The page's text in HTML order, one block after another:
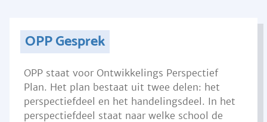
OPP Gesprek
OPP staat voor Ontwikkelings Perspectief
Plan. Het plan bestaat uit twee delen: het
perspectiefdeel en het handelingsdeel. In het
perspectiefdeel staat naar welke school de